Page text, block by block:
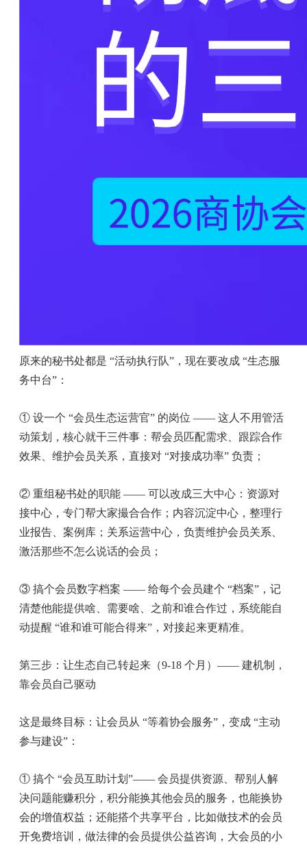
原来的秘书处都是 “活动执行队”，现在要改成 “生态服
务中台”：
① 设一个 “会员生态运营官” 的岗位 —— 这人不用管活
动策划，核心就干三件事：帮会员匹配需求、跟踪合作
效果、维护会员关系，直接对 “对接成功率” 负责；
② 重组秘书处的职能 —— 可以改成三大中心：资源对
接中心，专门帮大家撮合合作；内容沉淀中心，整理行
业报告、案例库；关系运营中心，负责维护会员关系、
激活那些不怎么说话的会员；
③ 搞个会员数字档案 —— 给每个会员建个 “档案”，记
清楚他能提供啥、需要啥、之前和谁合作过，系统能自
动提醒 “谁和谁可能合得来”，对接起来更精准。
第三步：让生态自己转起来（9-18 个月）—— 建机制，
靠会员自己驱动
这是最终目标：让会员从 “等着协会服务”，变成 “主动
参与建设”：
① 搞个 “会员互助计划”—— 会员提供资源、帮别人解
决问题能赚积分，积分能换其他会员的服务，也能换协
会的增值权益；还能搭个共享平台，比如做技术的会员
开免费培训，做法律的会员提供公益咨询，大会员的小